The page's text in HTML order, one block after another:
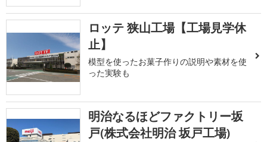
ロッテ 狭山工場【工場見学休
止】
模型を使ったお菓子作りの説明や素材を使
った実験も
明治なるほどファクトリー坂
戸(株式会社明治 坂戸工場)